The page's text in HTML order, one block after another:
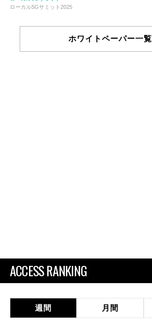
ローカル5Gサミット2025
ホワイトペーパー一覧
ACCESS RANKING
週間 月間